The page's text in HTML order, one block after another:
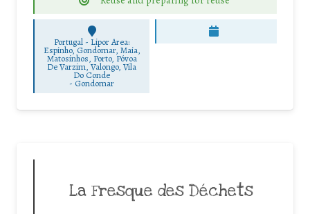
Portugal - Lipor Area:
Espinho, Gondomar, Maia,
Matosinhos, Porto, Póvoa
De Varzim, Valongo, Vila
Do Conde
- Gondomar
La Fresque des Déchets